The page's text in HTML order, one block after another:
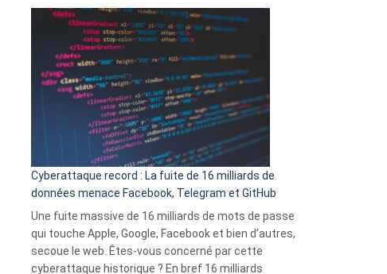
sans-
abri
en
3
secondes
Wrapped
2025
est
:
Le
Wrapped
Party
pour
comparer
vos
goûts
musicaux
avec
9
Cyberattaque record : La fuite de 16 milliards de
données menace Facebook, Telegram et GitHub
Une fuite massive de 16 milliards de mots de passe
qui touche Apple, Google, Facebook et bien d’autres,
secoue le web. Êtes-vous concerné par cette
cyberattaque historique ? En bref 16 milliards